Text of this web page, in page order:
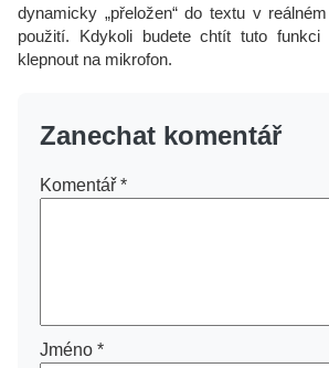
dynamicky „přeložen“ do textu v
použití. Kdykoli budete chtít tuto
klepnout na mikrofon.
Zanechat komentář
Komentář *
Jméno *